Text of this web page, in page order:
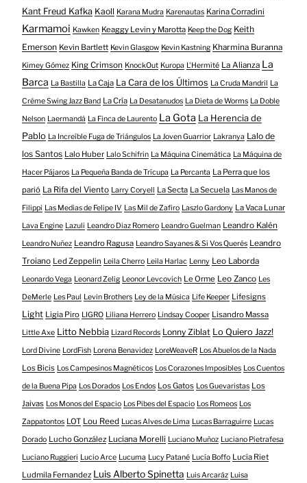
Kant Freud Kafka Kaoll Karana Mudra Karenautas Karina Corradini
Karmamoi Kawken Keaggy Levin y Marotta Keep the Dog Keith
Emerson Kevin Bartlett Kevin Glasgow Kevin Kastning Kharmina Buranna
Kimey Gómez King Crimson KnockOut Kuropa L'Hermité La Alianza La
Barca La Bastilla La Caja La Cara de los Últimos La Cruda Mandril
La
Créme Swing Jazz Band La Cría La Desatanudos La Dieta de Worms La Doble
Nelson Laermandá La Finca de Laurento La Gota La Herencia de
Pablo La Increíble Fuga de Triángulos La Joven Guarrior Lakranya Lalo de
los Santos Lalo Huber Lalo Schifrin La Máquina Cinemática La Máquina de
Hacer Pájaros La Pequeña Banda de Trícupa La Percanta La Perra que los
parió La Rifa del Viento Larry Coryell La Secta La Secuela Las Manos de
Filippi Las Medias de Felipe IV Las Mil de Zafiro Laszlo Gardony La Vaca Lunar
Lava Engine Lazuli Leandro Diaz Romero Leandro Guelman Leandro Kalén
Leandro Nuñez Leandro Ragusa Leandro Sayanes & Si Vos Querés Leandro
Troiano Led Zeppelin Leila Cherro Leila Harlac Lenny Leo Laborda
Leonardo Vega Leonard Zelig Leonor Levcovich Le Orme Leo Zanco Les
DeMerle Les Paul Levin Brothers Ley de la Música Life Keeper Lifesigns
Light Ligia Piro LIGRO Liliana Herrero Lindsay Cooper Lisandro Massa
Little Axe Litto Nebbia Lizard Records Lonny Ziblat Lo Quiero Jazz!
Lord Divine LordFish Lorena Benavidez LoreWeaveR Los Abuelos de la Nada
Los Bicis Los Campesinos Magnéticos Los Corazones Imposibles Los Cuentos
de la Buena Pipa Los Dorados Los Endos Los Gatos Los Guevaristas Los
Jaivas Los Monos del Espacio Los Pibes del Espacio Los Romeos Los
Zappatontos LOT Lou Reed Lucas Alves de Lima Lucas Barraguirre Lucas
Dorado Lucho González Luciana Morelli Luciano Muñoz Luciano Pietrafesa
Luciano Ruggieri Lucio Arce Lucuma Lucy Patané Lucía Boffo Lucía Riet
Ludmila Fernandez Luis Alberto Spinetta Luis Arcaráz Luisa